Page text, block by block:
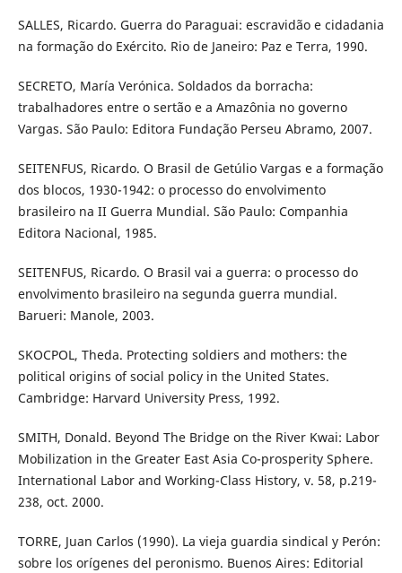
SALLES, Ricardo. Guerra do Paraguai: escravidão e cidadania
na formação do Exército. Rio de Janeiro: Paz e Terra, 1990.
SECRETO, María Verónica. Soldados da borracha:
trabalhadores entre o sertão e a Amazônia no governo
Vargas. São Paulo: Editora Fundação Perseu Abramo, 2007.
SEITENFUS, Ricardo. O Brasil de Getúlio Vargas e a formação
dos blocos, 1930-1942: o processo do envolvimento
brasileiro na II Guerra Mundial. São Paulo: Companhia
Editora Nacional, 1985.
SEITENFUS, Ricardo. O Brasil vai a guerra: o processo do
envolvimento brasileiro na segunda guerra mundial.
Barueri: Manole, 2003.
SKOCPOL, Theda. Protecting soldiers and mothers: the
political origins of social policy in the United States.
Cambridge: Harvard University Press, 1992.
SMITH, Donald. Beyond The Bridge on the River Kwai: Labor
Mobilization in the Greater East Asia Co-prosperity Sphere.
International Labor and Working-Class History, v. 58, p.219-
238, oct. 2000.
TORRE, Juan Carlos (1990). La vieja guardia sindical y Perón:
sobre los orígenes del peronismo. Buenos Aires: Editorial